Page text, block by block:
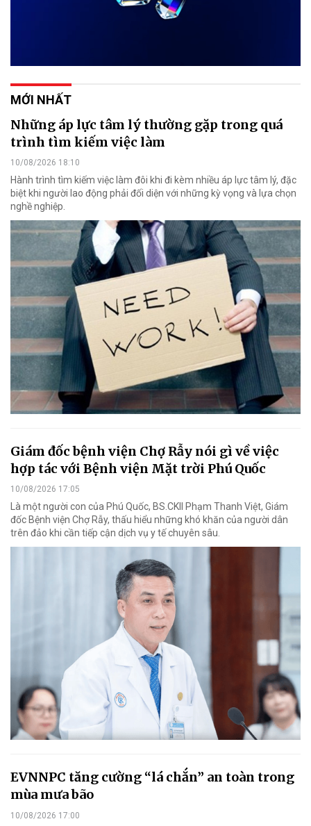
MỚI NHẤT
Những áp lực tâm lý thường gặp trong quá
trình tìm kiếm việc làm
10/08/2026 18:10
Hành trình tìm kiếm việc làm đôi khi đi kèm nhiều áp lực tâm lý, đặc
biệt khi người lao động phải đối diện với những kỳ vọng và lựa chọn
nghề nghiệp.
Giám đốc bệnh viện Chợ Rẫy nói gì về việc
hợp tác với Bệnh viện Mặt trời Phú Quốc
10/08/2026 17:05
Là một người con của Phú Quốc, BS.CKII Phạm Thanh Việt, Giám
đốc Bệnh viện Chợ Rẫy, thấu hiểu những khó khăn của người dân
trên đảo khi cần tiếp cận dịch vụ y tế chuyên sâu.
EVNNPC tăng cường “lá chắn” an toàn trong
mùa mưa bão
10/08/2026 17:00